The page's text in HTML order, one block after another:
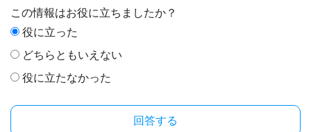
この情報はお役に立ちましたか？
役に立った
どちらともいえない
役に立たなかった